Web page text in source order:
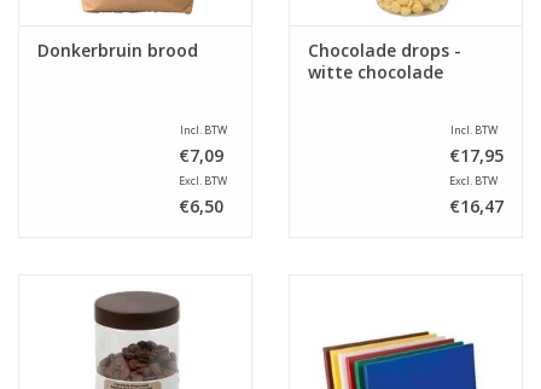
Donkerbruin brood
Incl. BTW
€7,09
Excl. BTW
€6,50
Chocolade drops -
witte chocolade
Incl. BTW
€17,95
Excl. BTW
€16,47